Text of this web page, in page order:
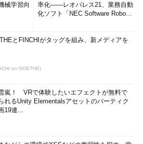
械学習向
率化――レオパレス21、業務自動
化ソフト「NEC Software Robot
とFINCHIがタッグを組み、新メディアを
on GOETHE)
嵐！ VRで体験したいエフェクトが無料で
れるUnity Elementalsアセットのパーティク
19連...